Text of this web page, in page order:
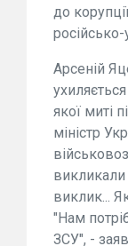
до
Арсеній
якої миті
міністр
викликали
виклик...
"Нам
ЗСУ", -